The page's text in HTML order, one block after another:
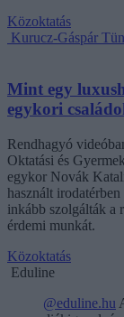
Közoktatás
Kurucz-Gáspár
Mint egy
egykori
Rendhagyó
Oktatási és
egykor Novák
használt
inkább szolgálták a
érdemi munkát.
Közoktatás
Eduline
@eduline.hu